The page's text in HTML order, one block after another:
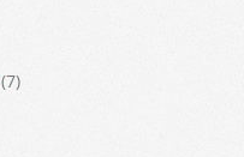
(7)